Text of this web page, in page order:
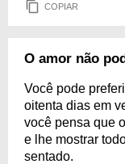
COPIAR
O amor não
Você pode
oitenta dias em
você pensa que
e lhe mostrar
sentado.